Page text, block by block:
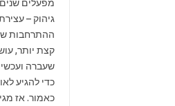
מפעלים שנים
גיהוק –
ההתרחבות
קצת יותר,
כדי להגיע
כאמור. אז